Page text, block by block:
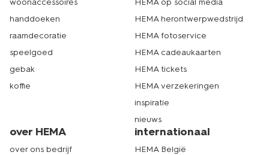
woonaccessoires
handdoeken
raamdecoratie
speelgoed
gebak
koffie
HEMA op social media
HEMA herontwerpwedstrijd
HEMA fotoservice
HEMA cadeaukaarten
HEMA tickets
HEMA verzekeringen
inspiratie
nieuws
over HEMA
over ons bedrijf
internationaal
HEMA België